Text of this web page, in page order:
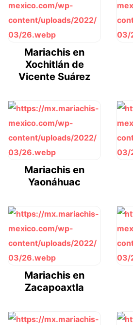
Mariachis en
Xochitlán de
Vicente Suárez
Mariachis en
Yaonáhuac
Mariachis en
Zacapoaxtla